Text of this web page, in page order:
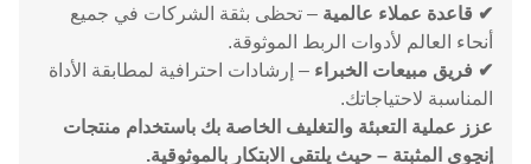
✔ قاعدة عملاء عالمية – تحظى بثقة الشركات في جميع
أنحاء العالم لأدوات الربط الموثوقة.
✔ فريق مبيعات الخبراء – إرشادات احترافية لمطابقة الأداة
المناسبة لاحتياجاتك.
عزز عملية التعبئة والتغليف الخاصة بك باستخدام منتجات
إنچوي المثبتة – حيث يلتقي الابتكار بالموثوقية.